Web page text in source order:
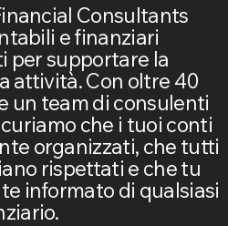
Consultants
e finanziari
per supportare la
attività. Con oltre 40
un team di consulenti
che i tuoi conti
organizzati, che tutti
rispettati e che tu
informato di qualsiasi